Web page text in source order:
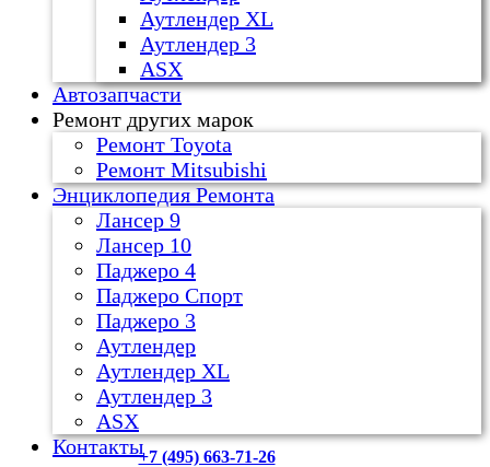
Аутлендер ХL
Аутлендер 3
ASX
Автозапчасти
Ремонт других марок
Ремонт Toyota
Ремонт Mitsubishi
Энциклопедия Ремонта
Лансер 9
Лансер 10
Паджеро 4
Паджеро Спорт
Паджеро 3
Аутлендер
Аутлендер ХL
Аутлендер 3
ASX
Контакты+7 (495) 663-71-26